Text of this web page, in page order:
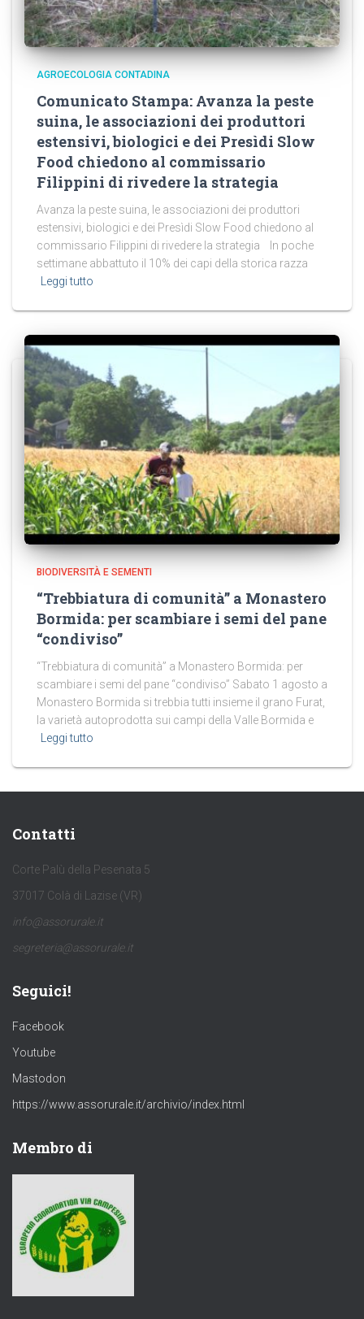
AGROECOLOGIA CONTADINA
Comunicato Stampa: Avanza la peste
suina, le associazioni dei produttori
estensivi, biologici e dei Presìdi Slow
Food chiedono al commissario
Filippini di rivedere la strategia
Avanza la peste suina, le associazioni dei produttori
estensivi, biologici e dei Presìdi Slow Food chiedono al
commissario Filippini di rivedere la strategia In poche
settimane abbattuto il 10% dei capi della storica razza
Leggi tutto
BIODIVERSITÀ E SEMENTI
“Trebbiatura di comunità” a Monastero
Bormida: per scambiare i semi del pane
“condiviso”
“Trebbiatura di comunità” a Monastero Bormida: per
scambiare i semi del pane “condiviso” Sabato 1 agosto a
Monastero Bormida si trebbia tutti insieme il grano Furat,
la varietà autoprodotta sui campi della Valle Bormida e
Leggi tutto
Contatti
Corte Palù della Pesenata 5
37017 Colà di Lazise (VR)
info@assorurale.it
segreteria@assorurale.it
Seguici!
Facebook
Youtube
Mastodon
https://www.assorurale.it/archivio/index.html
Membro di